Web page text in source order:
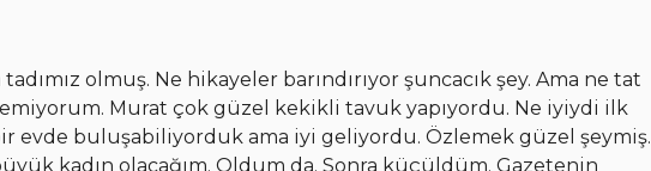
olmuş. Ne hikayeler barındırıyor şuncacık şey. Ama ne tat
Murat çok güzel kekikli tavuk yapıyordu. Ne iyiydi ilk
evde buluşabiliyorduk ama iyi geliyordu. Özlemek güzel şeymiş.
kadın olacağım. Oldum da. Sonra küçüldüm. Gazetenin